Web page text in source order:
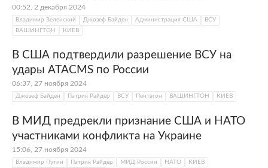
00:52, 2 декабря 2024
Владимир Зеленский Джозеф Байден Администрация США
ВСУ
ВАШИНГТОН
КИЕВ
В США подтвердили разрешение ВСУ на
удары ATACMS по России
06:37, 27 ноября 2024
Джозеф Байден Патрик Райдер ВСУ Пентагон ВАШИНГТОН КИЕВ
В МИД предрекли признание США и НАТО
участниками конфликта на Украине
15:06, 27 ноября 2024
Владимир Путин Патрик Райдер МИД России НАТО
КИЕВ